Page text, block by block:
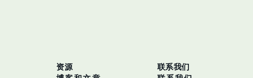
资源 联系我们